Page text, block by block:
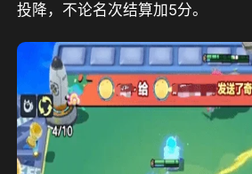
投降，不论名次结算加5分。